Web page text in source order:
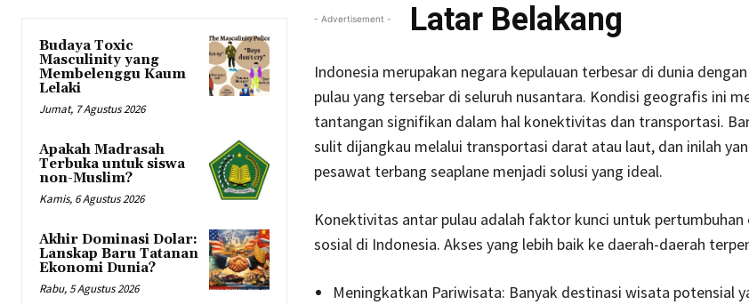
Budaya Toxic
Masculinity yang
Membelenggu Kaum
Lelaki
Jumat, 7 Agustus 2026
Apakah Madrasah
Terbuka untuk siswa
non-Muslim?
Kamis, 6 Agustus 2026
Akhir Dominasi Dolar:
Lanskap Baru Tatanan
Ekonomi Dunia?
Rabu, 5 Agustus 2026
- Advertisement - Latar Belakang
Indonesia merupakan negara kepulauan terbesar di dunia
pulau yang tersebar di seluruh nusantara. Kondisi geografis ini
tantangan signifikan dalam hal konektivitas dan transportasi.
sulit dijangkau melalui transportasi darat atau laut, dan inilah
pesawat terbang seaplane menjadi solusi yang ideal.
Konektivitas antar pulau adalah faktor kunci untuk pertumbuhan
sosial di Indonesia. Akses yang lebih baik ke daerah-daerah
Meningkatkan Pariwisata: Banyak destinasi wisata potensial